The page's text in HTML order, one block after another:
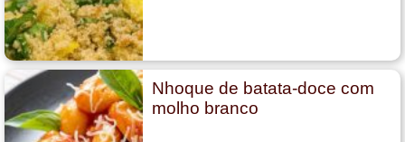
Nhoque de batata-doce com
molho branco